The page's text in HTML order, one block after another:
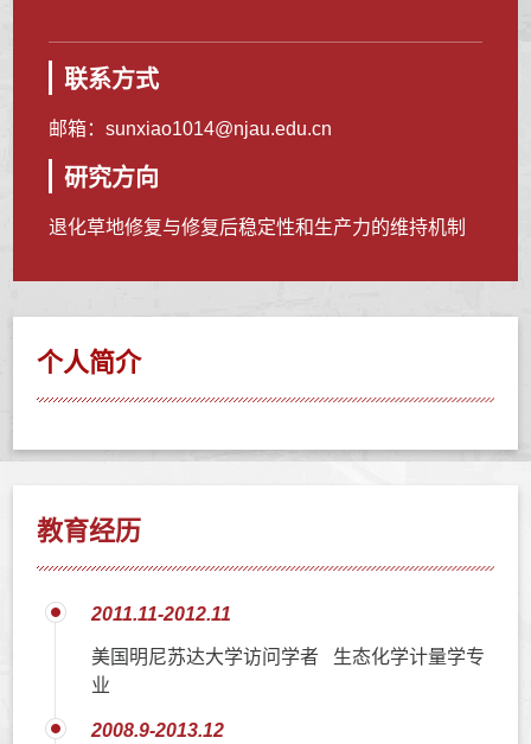
联系方式
邮箱：sunxiao1014@njau.edu.cn
研究方向
退化草地修复与修复后稳定性和生产力的维持机制
个人简介
教育经历
2011.11-2012.11
美国明尼苏达大学访问学者 生态化学计量学专
业
2008.9-2013.12